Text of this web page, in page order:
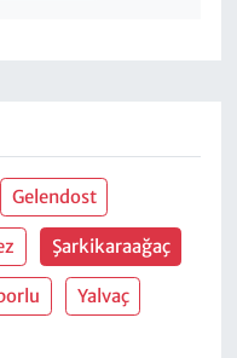
Gelendost
Şarkikaraağaç
Yalvaç